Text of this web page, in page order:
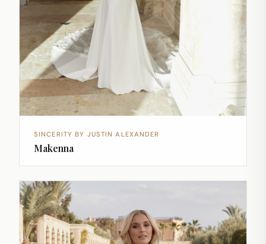
SINCERITY BY JUSTIN ALEXANDER
Makenna